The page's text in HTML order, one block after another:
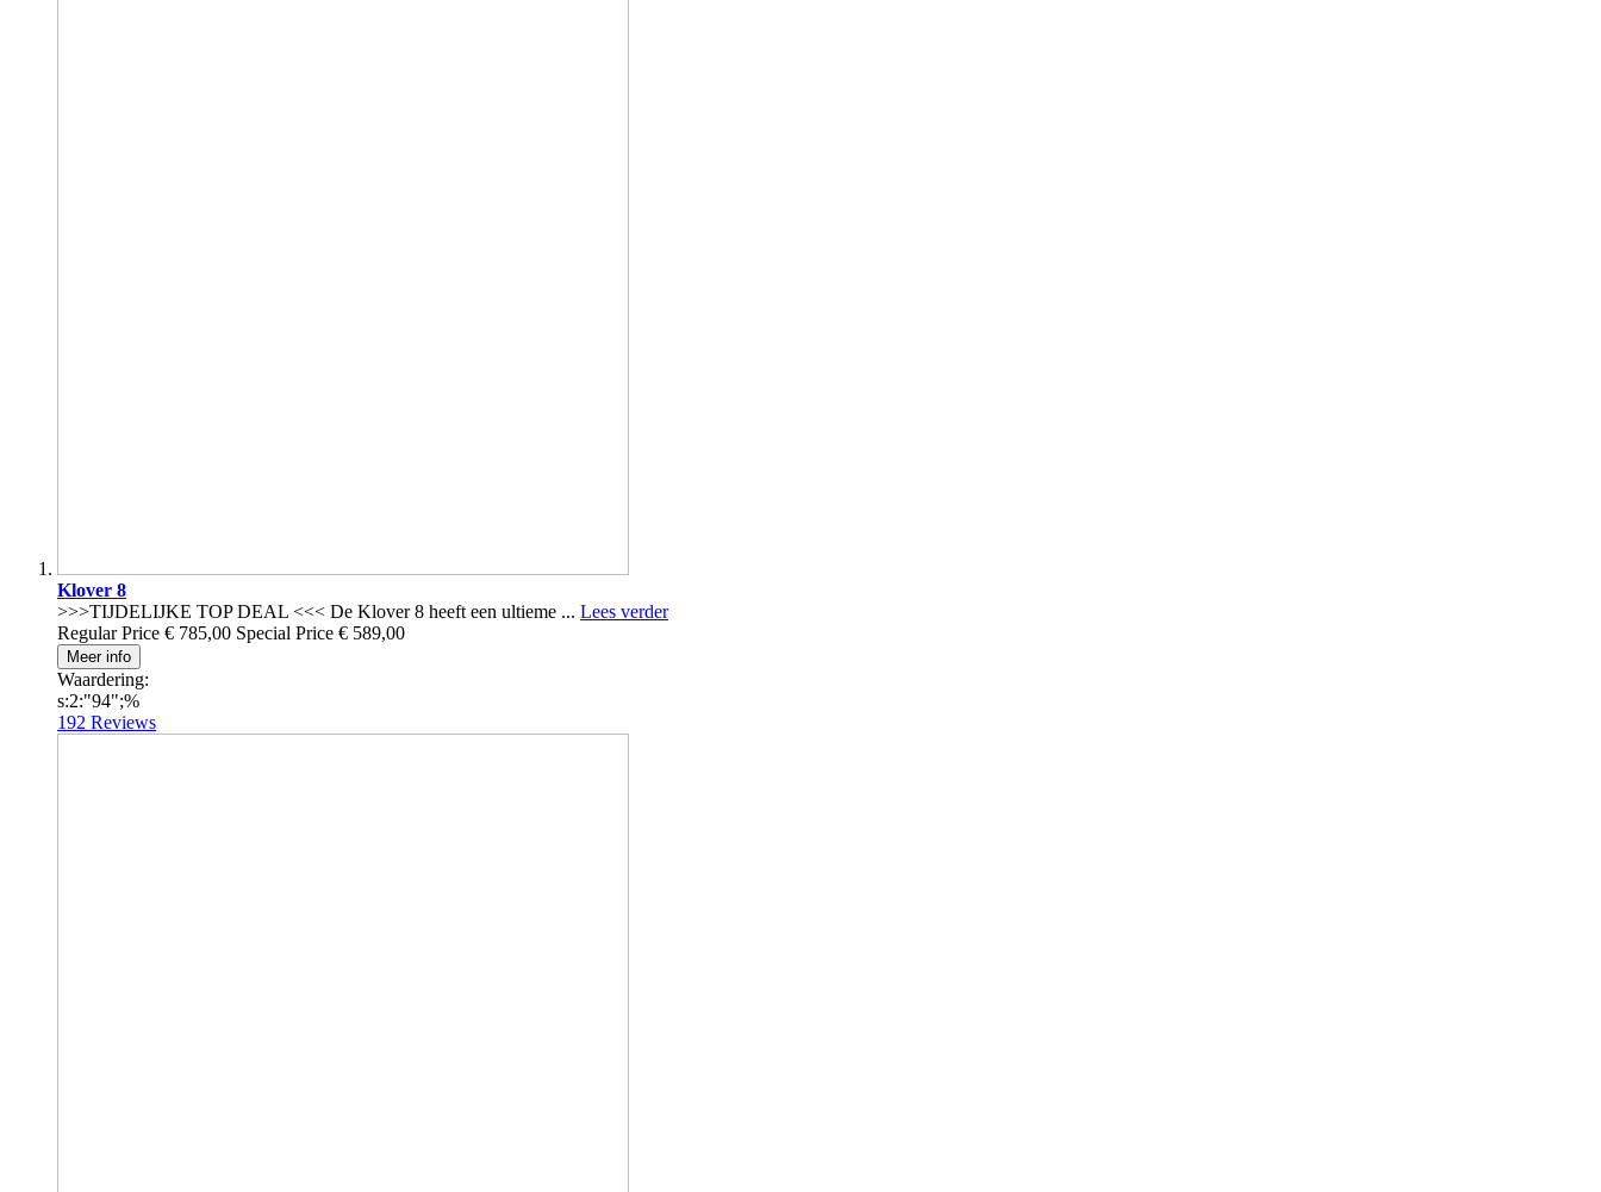
Klover 8
>>>TIJDELIJKE TOP DEAL <<< De Klover 8 heeft een ultieme ... Lees verder
Regular Price € 785,00 Special Price € 589,00
Meer info
Waardering:
s:2:"94";%
192 Reviews